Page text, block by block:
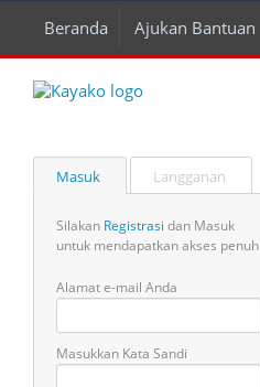
Beranda Ajukan Bantuan
Masuk Langganan
Silakan Registrasi dan Masuk
untuk mendapatkan akses penuh
Alamat e-mail Anda
Masukkan Kata Sandi